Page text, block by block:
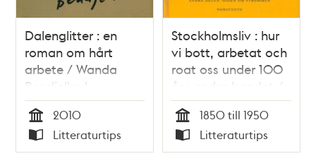
Dalenglitter : en
roman om hårt
arbete / Wanda
Bendjelloul
Tid
2010
Typ
Litteraturtips
Stockholmsliv : hur
vi bott, arbetat och
roat oss under 100
år : andra bandet /
Staffan Tjerneld
Tid
1850 till 1950
Typ
Litteraturtips